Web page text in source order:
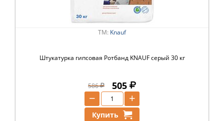
ТМ: Knauf
Штукатурка гипсовая Ротбанд KNAUF серый 30 кг
586 505
+
−
Купить